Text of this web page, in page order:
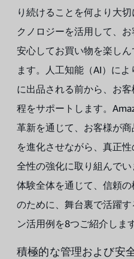
り続けることを何より大
クノロジーを活用して、
安心してお買い物を楽し
ます。人工知能（AI）に
に出品される前から、お
程をサポートします。
革新を通じて、お客様が
を進化させながら、真正
全性の強化に取り組んで
体験全体を通じて、信頼
のために、舞台裏で活躍
ン活用例を8つご紹介します
積極的な管理および安